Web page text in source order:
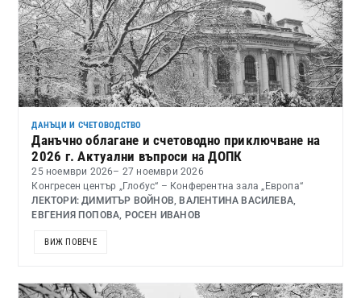
ДАНЪЦИ И СЧЕТОВОДСТВО
Данъчно облагане и счетоводно приключване на
2026 г. Актуални въпроси на ДОПК
25 ноември 2026– 27 ноември 2026
Конгресен център „Глобус“ – Конферентна зала „Европа“
ЛЕКТОРИ: ДИМИТЪР ВОЙНОВ, ВАЛЕНТИНА ВАСИЛЕВА,
ЕВГЕНИЯ ПОПОВА, РОСЕН ИВАНОВ
ВИЖ ПОВЕЧЕ